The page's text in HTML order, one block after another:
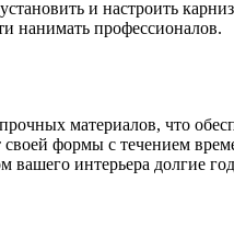
и настроить
нанимать профессионалов.
материалов, что
формы с течением
вашего интерьера долгие